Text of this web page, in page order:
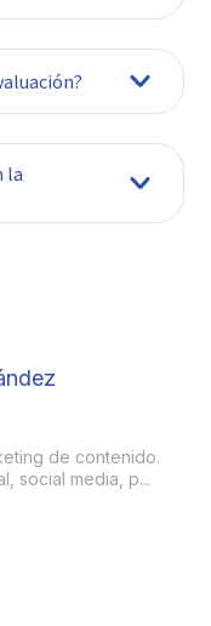
la
de contenido.
social media, p...